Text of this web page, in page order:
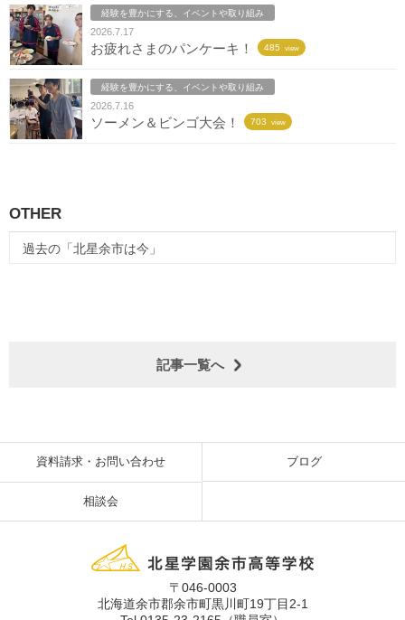
経験を豊かにする、イベントや取り組み
2026.7.17
お疲れさまのパンケーキ！ 485 view
経験を豊かにする、イベントや取り組み
2026.7.16
ソーメン＆ビンゴ大会！ 703 view
OTHER
過去の「北星余市は今」
記事一覧へ
資料請求・お問い合わせ ブログ
相談会
〒046-0003
北海道余市郡余市町黒川町19丁目2-1